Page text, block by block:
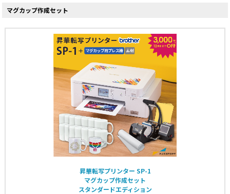
マグカップ作成セット
昇華転写プリンター SP-1
マグカップ作成セット
スタンダードエディション